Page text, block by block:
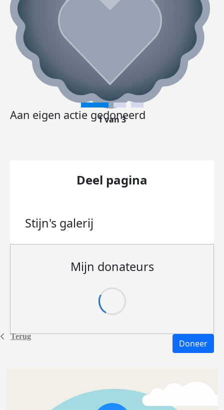
Terug
Aan eigen actie gedoneerd
1 van 3
Deel pagina
Stijn's galerij
Mijn donateurs
Doneer